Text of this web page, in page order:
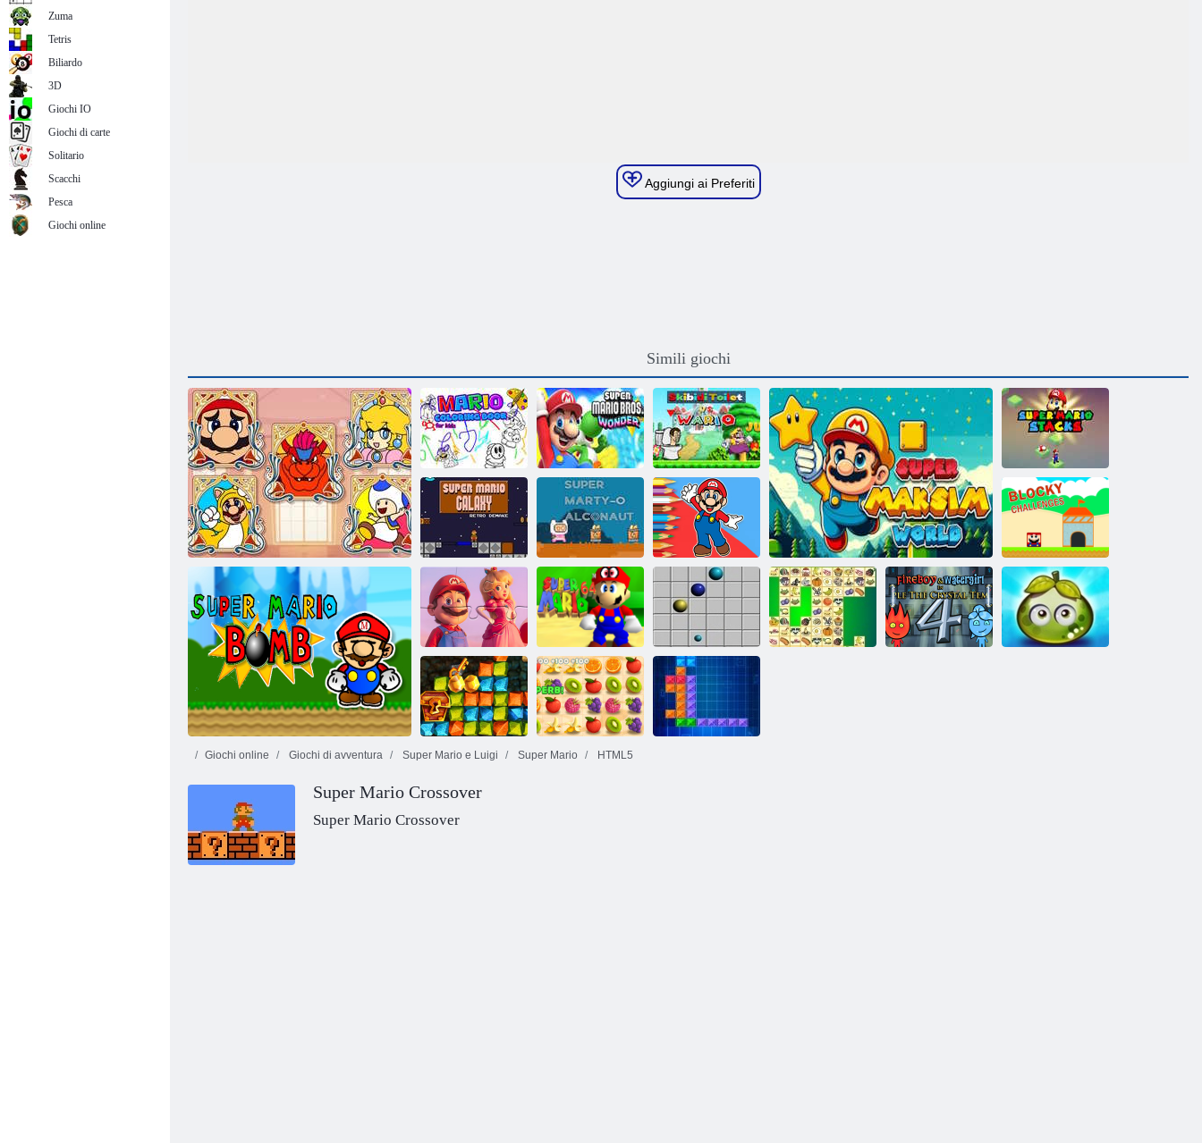
Aggiungi ai Preferiti
Simili giochi
Idraulico allegro da colorare
Libro da
colorare di
Mario per
bambini
Super Mario
Bros. meraviglia
v. 2
Skibidi WC
contro Wario
Pile di Super
Super Mario
Galassia
Super Marty-o
Alconauta
Libro da
colorare: Mario
Pattinaggio
Sfide a blocchi
Puzzle: Super
Mario
Super Mario
Odissea 64
Linea 98
Caccia al tesoro
corsa all'oro
Giochi online Giochi di avventura Super Mario e Luigi Super Mario HTML5
Super Mario Crossover
Super Mario Crossover
Zuma
Tetris
Biliardo
3D
Giochi IO
Giochi di carte
Solitario
Scacchi
Pesca
Giochi online